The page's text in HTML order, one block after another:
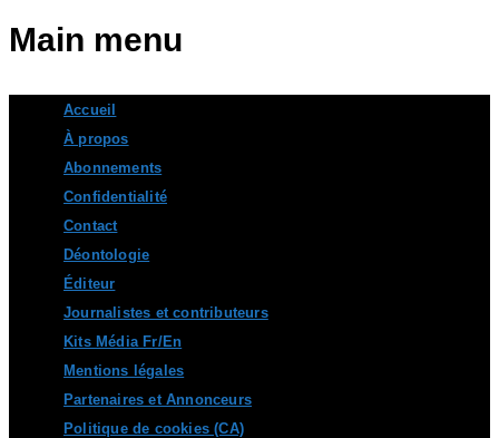
Main menu
content
Accueil
À propos
Abonnements
Confidentialité
Contact
Déontologie
Éditeur
Journalistes et contributeurs
Kits Média Fr/En
Mentions légales
Partenaires et Annonceurs
Politique de cookies (CA)